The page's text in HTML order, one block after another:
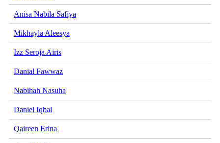
Anisa Nabila Safiya
Mikhayla Aleesya
Izz Seroja Airis
Danial Fawwaz
Nabihah Nasuha
Daniel Iqbal
Qaireen Erina